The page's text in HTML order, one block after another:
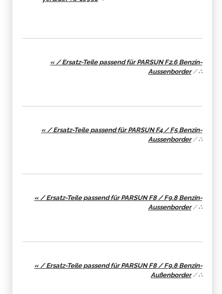
« / Ersatz-Teile passend für PARSUN F2.6 Benzin-
Aussenborder/∴
« / Ersatz-Teile passend für PARSUN F4 / F5 Benzin-
Aussenborder/∴
« / Ersatz-Teile passend für PARSUN F8 / F9.8 Benzin-
Aussenborder/∴
« / Ersatz-Teile passend für PARSUN F8 / F9.8 Benzin-
Außenborder/∴